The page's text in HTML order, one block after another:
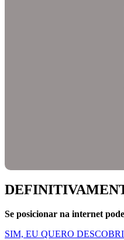
Se posicionar na internet
SIM, EU QUERO